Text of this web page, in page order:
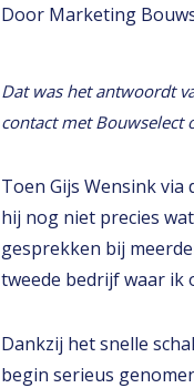
Door Marketing
Dat was het antwoordt
contact met Bouwselect
Toen Gijs Wensink
hij nog niet precies
gesprekken bij
tweede bedrijf waar ik
Dankzij het snelle
begin serieus